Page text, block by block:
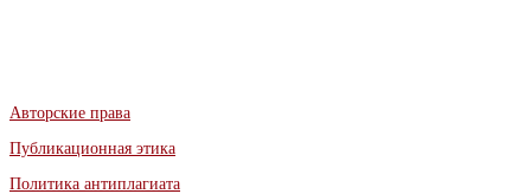
Авторские права
Публикационная этика
Политика антиплагиата